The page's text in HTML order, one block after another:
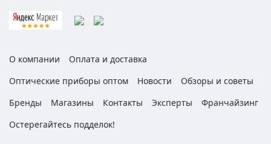
О компании
Оплата и доставка
Оптические приборы оптом
Новости
Обзоры и советы
Бренды
Магазины Контакты Эксперты
Франчайзинг
Остерегайтесь подделок!